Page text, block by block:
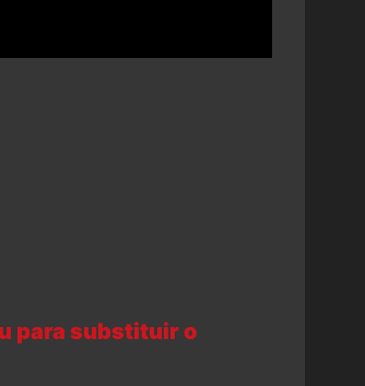
para substituir o